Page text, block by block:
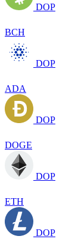
DOP
BCH
DOP
ADA
DOP
DOGE
DOP
ETH
DOP